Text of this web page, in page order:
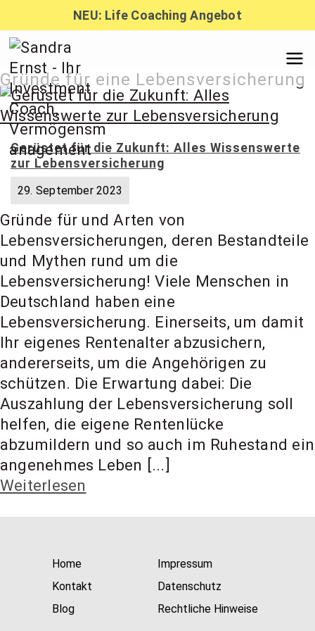
Inhalt
springen
NEU: Life Coaching Angebot
Sandra
Ernst –
Finanzber
atung,
Investmen
t Coach,
Anlageber
atung
Gründe für eine Lebensversicherung
Gerüstet für die Zukunft: Alles Wissenswerte
zur Lebensversicherung
29. September 2023
Gründe für und Arten von
Lebensversicherungen, deren Bestandteile
und Mythen rund um die
Lebensversicherung! Viele Menschen in
Deutschland haben eine
Lebensversicherung. Einerseits, um damit
Ihr eigenes Rentenalter abzusichern,
andererseits, um die Angehörigen zu
schützen. Die Erwartung dabei: Die
Auszahlung der Lebensversicherung soll
helfen, die eigene Rentenlücke
abzumildern und so auch im Ruhestand ein
angenehmes Leben [...]
Weiterlesen
Home
Kontakt
Blog
Impressum
Datenschutz
Rechtliche Hinweise